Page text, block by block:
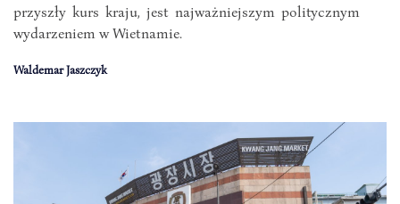
przyszły kurs kraju, jest najważniejszym politycznym
wydarzeniem w Wietnamie.
Waldemar Jaszczyk